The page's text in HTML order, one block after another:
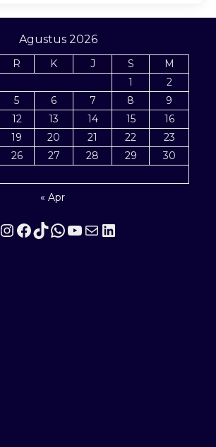
Agustus 2026
R K J S
M
1
2
5 6 7 8
9
12 13 14 15
16
19 20 21 22
23
26 27 28 29
30
« Apr
Instagram
Facebook
TikTok
WhatsApp
YouTube
MailLinkedIn